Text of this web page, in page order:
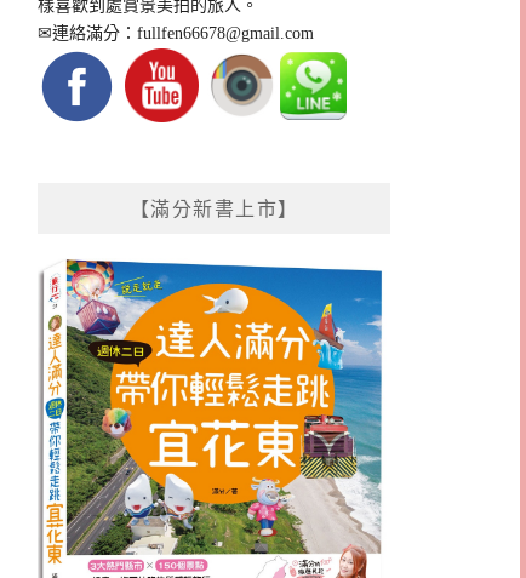
樣喜歡到處賞景美拍的旅人。
✉連絡滿分：fullfen66678@gmail.com
【滿分新書上市】